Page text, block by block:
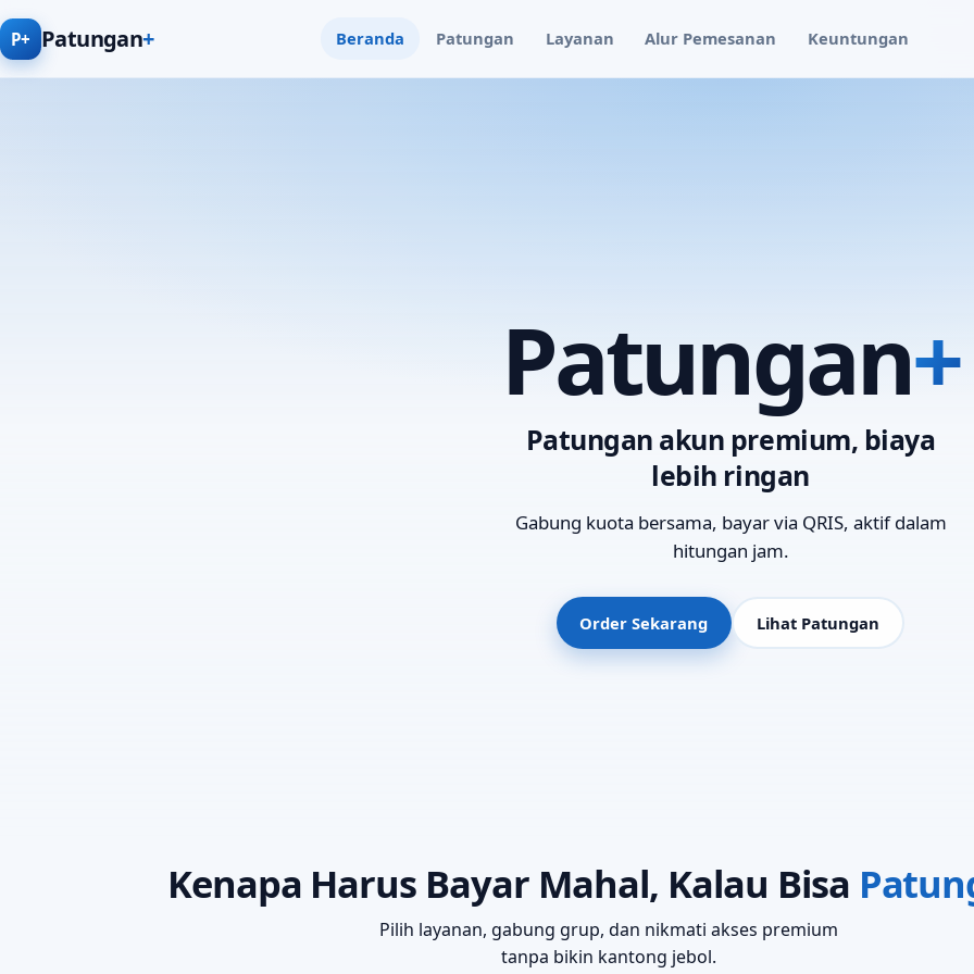
P+ Patungan+ Beranda Patungan Layanan Alur Pemesanan Keuntungan
Patungan+
Patungan akun premium, biaya
lebih ringan
Gabung kuota bersama, bayar via QRIS, aktif dalam
hitungan jam.
Order Sekarang Lihat Patungan
Kenapa Harus Bayar Mahal, Kalau Bisa
Pilih layanan, gabung grup, dan nikmati akses premium
tanpa bikin kantong jebol.